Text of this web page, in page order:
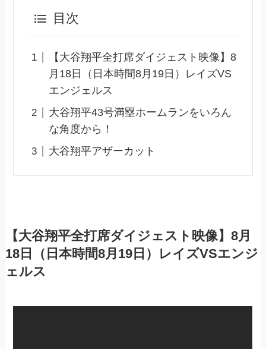
目次
【大谷翔平全打席ダイジェスト映像】8
月18日（日本時間8月19日）レイズVS
エンジェルス
大谷翔平43号満塁ホームランをいろん
な角度から！
大谷翔平アザーカット
【大谷翔平全打席ダイジェスト映像】8月
18日（日本時間8月19日）レイズVSエンジ
ェルス